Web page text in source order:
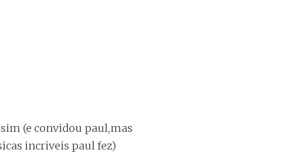
(e convidou paul,mas
incriveis paul fez)